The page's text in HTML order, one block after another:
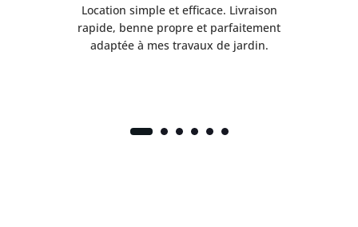
Location simple et efficace. Livraison
rapide, benne propre et parfaitement
adaptée à mes travaux de jardin.